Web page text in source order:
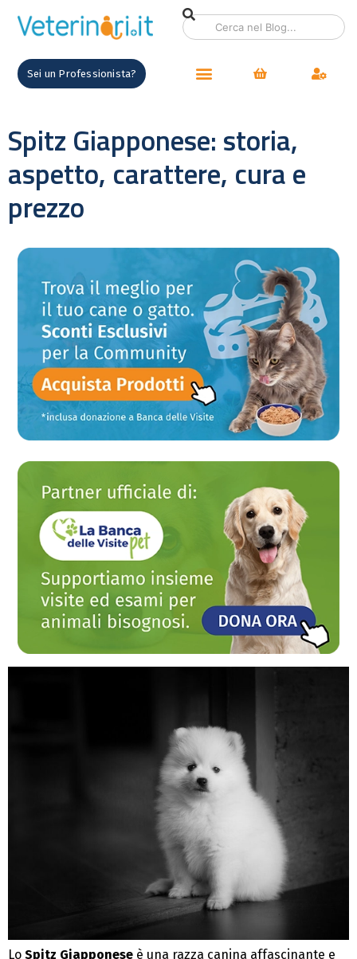
Sei un Professionista?
Spitz Giapponese: storia,
aspetto, carattere, cura e
prezzo
Lo Spitz Giapponese è una razza canina affascinante e